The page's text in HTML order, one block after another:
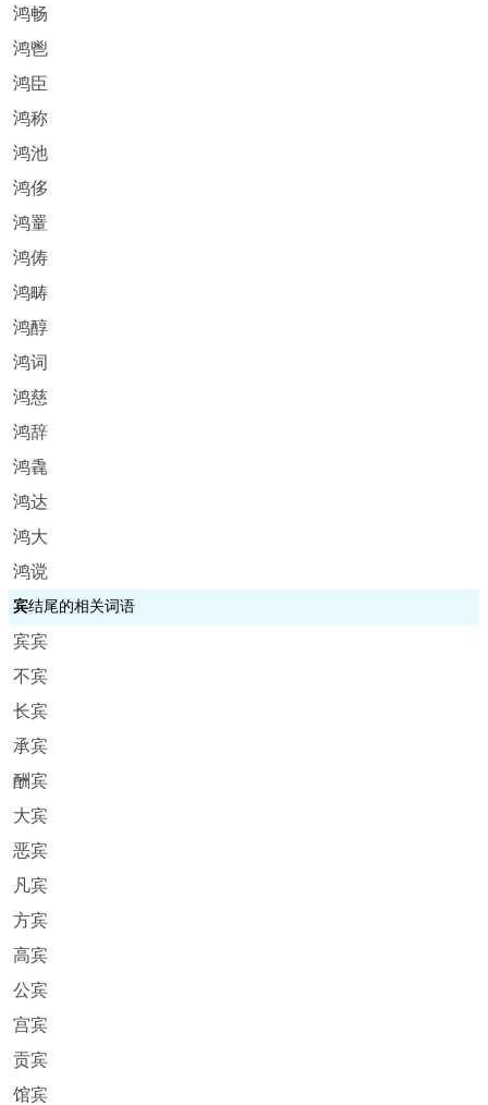
鸿畅
鸿鬯
鸿臣
鸿称
鸿池
鸿侈
鸿罿
鸿俦
鸿畴
鸿醇
鸿词
鸿慈
鸿辞
鸿毳
鸿达
鸿大
鸿谠
宾结尾的相关词语
宾宾
不宾
长宾
承宾
酬宾
大宾
恶宾
凡宾
方宾
高宾
公宾
宫宾
贡宾
馆宾